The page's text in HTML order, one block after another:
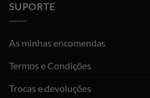
SUPORTE
As minhas encomendas
Termos e Condições
Trocas e devoluções